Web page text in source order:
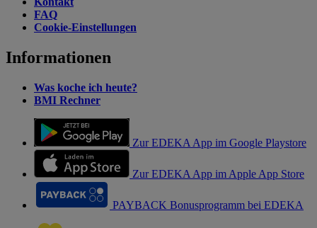
FAQ
Cookie-Einstellungen
Informationen
Was koche ich heute?
BMI Rechner
Zur EDEKA App im Google Playstore
Zur EDEKA App im Apple App Store
PAYBACK Bonusprogramm bei EDEKA